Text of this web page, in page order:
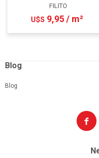
FILITO
U$S 9,95 / m²

Blog
Blog